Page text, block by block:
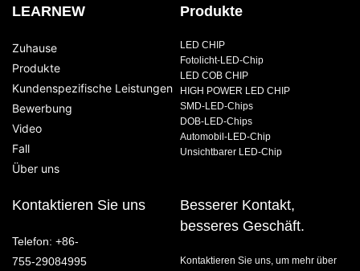
LEARNEW
Zuhause
Produkte
Kundenspezifische Leistungen
Bewerbung
Video
Fall
Über uns
Produkte
LED CHIP
Fotolicht-LED-Chip
LED COB CHIP
HIGH POWER LED CHIP
SMD-LED-Chips
DOB-LED-Chips
Automobil-LED-Chip
Unsichtbarer LED-Chip
Kontaktieren Sie uns
Telefon: +86-
755-29084995
Besserer Kontakt,
besseres Geschäft.
Kontaktieren Sie uns, um mehr über